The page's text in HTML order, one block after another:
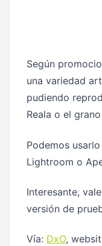
Según
una variedad
pudiendo
Reala o el
Podemos
Lightroom o
Interesante,
versión de
Vía: DxO,